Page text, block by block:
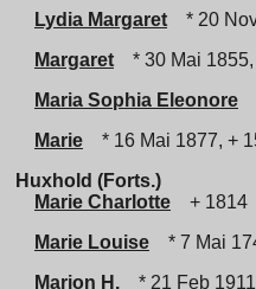
Lydia Margaret
* 20
Margaret
* 30 Mai
Maria Sophia Eleonore
Marie
* 16 Mai 1877, +
Huxhold (Forts.)
Marie Charlotte
+ 1814
Marie Louise
* 7 Mai
Marion H.
* 21 Feb